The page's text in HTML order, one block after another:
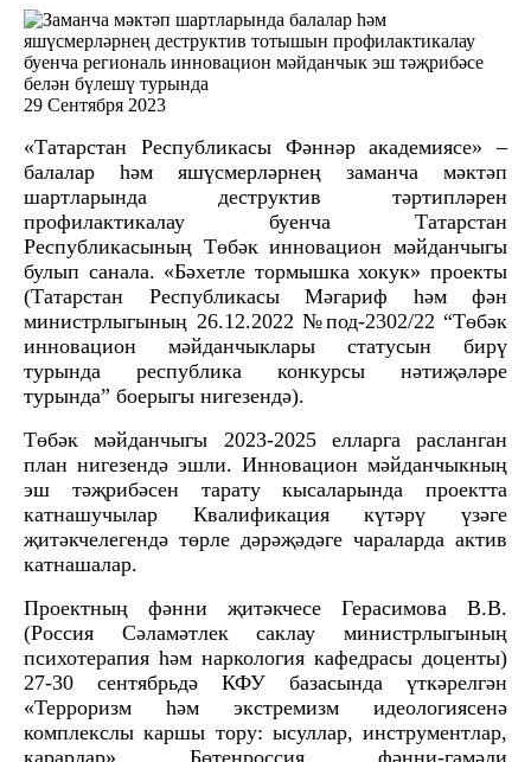
29 Сентября 2023
«Татарстан Республикасы Фәннәр академиясе» –
балалар һәм яшүсмерләрнең заманча мәктәп
шартларында деструктив тәртипләрен
профилактикалау буенча Татарстан
Республикасының Төбәк инновацион мәйданчыгы
булып санала. «Бәхетле тормышка хокук» проекты
(Татарстан Республикасы Мәгариф һәм фән
министрлыгының 26.12.2022 №под-2302/22 “Төбәк
инновацион мәйданчыклары статусын бирү
турында республика конкурсы нәтиҗәләре
турында” боерыгы нигезендә).
Төбәк мәйданчыгы 2023-2025 елларга расланган
план нигезендә эшли. Инновацион мәйданчыкның
эш тәҗрибәсен тарату кысаларында проектта
катнашучылар Квалификация күтәрү үзәге
җитәкчелегендә төрле дәрәҗәдәге чараларда актив
катнашалар.
Проектның фәнни җитәкчесе Герасимова В.В.
(Россия Сәламәтлек саклау министрлыгының
психотерапия һәм наркология кафедрасы доценты)
27-30 сентябрьдә КФУ базасында үткәрелгән
«Терроризм һәм экстремизм идеологиясенә
комплекслы каршы тору: ысуллар, инструментлар,
карарлар» Бөтенроссия фәнни-гамәли